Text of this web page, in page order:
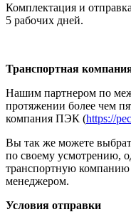
Комплектация и
5 рабочих дней.
Транспортная
Нашим партнером по
протяжении более чем
компания ПЭК (https://
Вы так же можете
по своему усмотрению,
транспортную компанию
менеджером.
Условия отправки